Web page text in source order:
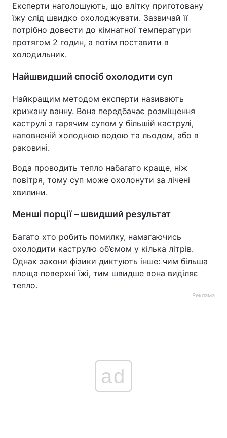
Експерти наголошують, що влітку приготовану
їжу слід швидко охолоджувати. Зазвичай її
потрібно довести до кімнатної температури
протягом 2 годин, а потім поставити в
холодильник.
Найшвидший спосіб охолодити суп
Найкращим методом експерти називають
крижану ванну. Вона передбачає розміщення
каструлі з гарячим супом у більшій каструлі,
наповненій холодною водою та льодом, або в
раковині.
Вода проводить тепло набагато краще, ніж
повітря, тому суп може охолонути за лічені
хвилини.
Менші порції – швидший результат
Багато хто робить помилку, намагаючись
охолодити каструлю об’ємом у кілька літрів.
Однак закони фізики диктують інше: чим більша
площа поверхні їжі, тим швидше вона виділяє
тепло.
Реклама
ad